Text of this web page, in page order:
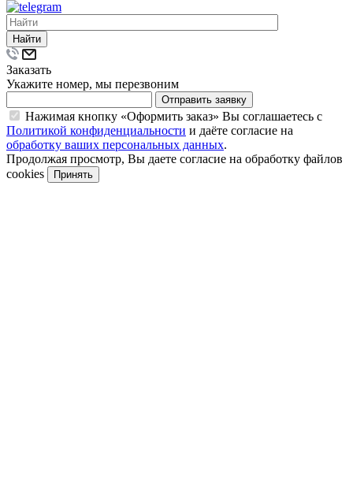
Найти
Заказать
Укажите номер, мы перезвоним
Отправить заявку
Нажимая кнопку «Оформить заказ» Вы соглашаетесь с
Политикой конфиденциальности и даёте согласие на
обработку ваших персональных данных.
Продолжая просмотр, Вы даете согласие на обработку файлов
cookies
Принять